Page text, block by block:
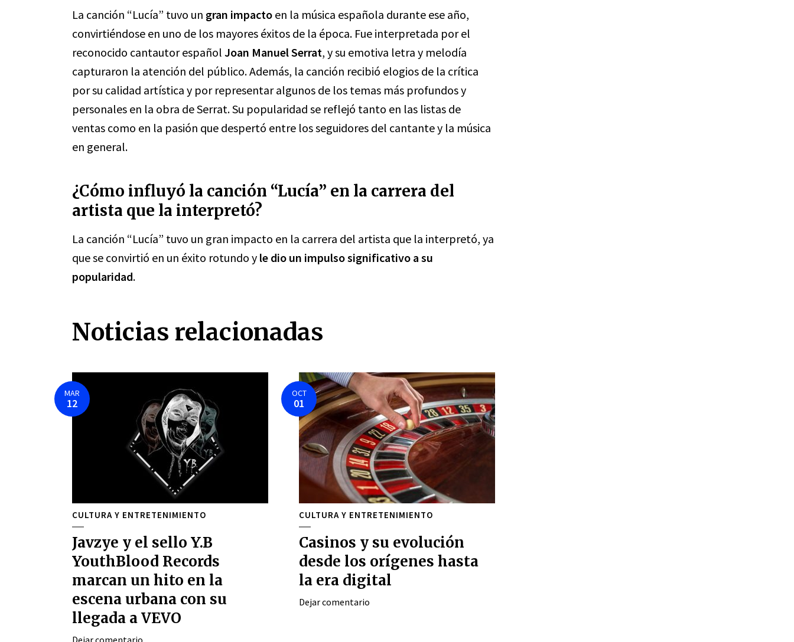
La canción “Lucía” tuvo un gran impacto en la música española durante ese año,
convirtiéndose en uno de los mayores éxitos de la época. Fue interpretada por el
reconocido cantautor español Joan Manuel Serrat, y su emotiva letra y melodía
capturaron la atención del público. Además, la canción recibió elogios de la crítica
por su calidad artística y por representar algunos de los temas más profundos y
personales en la obra de Serrat. Su popularidad se reflejó tanto en las listas de
ventas como en la pasión que despertó entre los seguidores del cantante y la música
en general.
¿Cómo influyó la canción “Lucía” en la carrera del
artista que la interpretó?
La canción “Lucía” tuvo un gran impacto en la carrera del artista que la interpretó, ya
que se convirtió en un éxito rotundo y le dio un impulso significativo a su
popularidad.
Noticias relacionadas
MAR
12
CULTURA Y ENTRETENIMIENTO
Javzye y el sello Y.B
YouthBlood Records
marcan un hito en la
escena urbana con su
llegada a VEVO
Dejar comentario
OCT
01
CULTURA Y ENTRETENIMIENTO
Casinos y su evolución
desde los orígenes hasta
la era digital
Dejar comentario